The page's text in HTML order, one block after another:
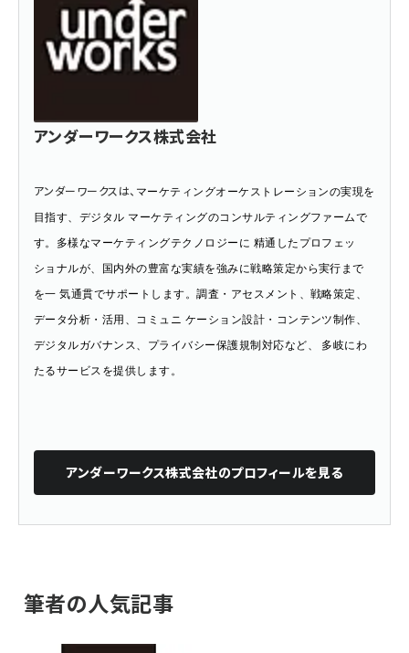
アンダーワークス株式会社
アンダーワークスは、 マーケティングオーケストレーションの実現を
目指す、デジタル マーケティングのコンサルティングファームで
す。多様なマーケティングテクノロジーに 精通したプロフェッ
ショナルが、国内外の豊富な実績を強みに戦略策定から実行まで
を一 気通貫でサポートします。調査・アセスメント、戦略策定、
データ分析・活用、コミュニ ケーション設計・コンテンツ制作、
デジタルガバナンス、プライバシー保護規制対応など、 多岐にわ
たるサービスを提供します。
アンダーワークス株式会社のプロフィールを見る
筆者の人気記事